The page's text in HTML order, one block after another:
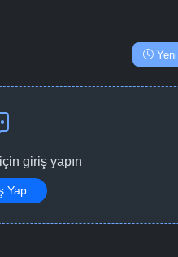
Yeni
giriş yapın
Yap